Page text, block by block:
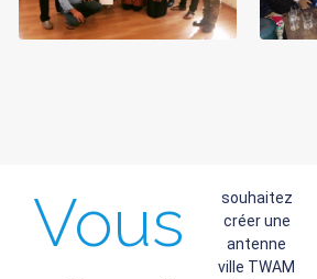
Vous
souhaitez
créer une
antenne
ville TWAM